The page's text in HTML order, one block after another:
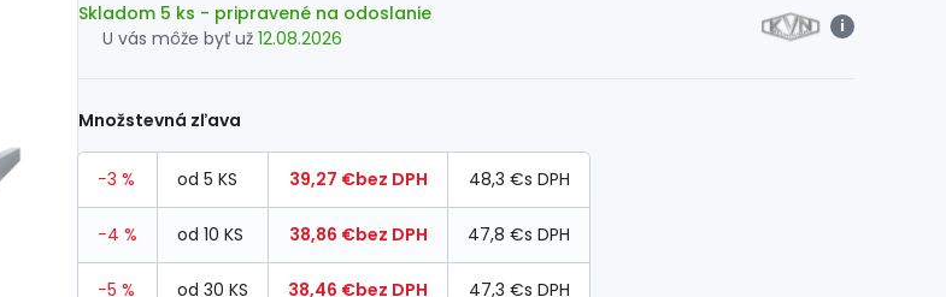
Skladom 5 ks - pripravené na odoslanie
U vás môže byť už 12.08.2026
i
Množstevná zľava
−3 % od 5 KS 39,27 €bez DPH 48,3 €s DPH
−4 % od 10 KS 38,86 €bez DPH 47,8 €s DPH
−5 % od 30 KS 38,46 €bez DPH 47,3 €s DPH